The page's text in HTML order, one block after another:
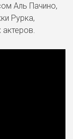
Аль Пачино,
Рурка,